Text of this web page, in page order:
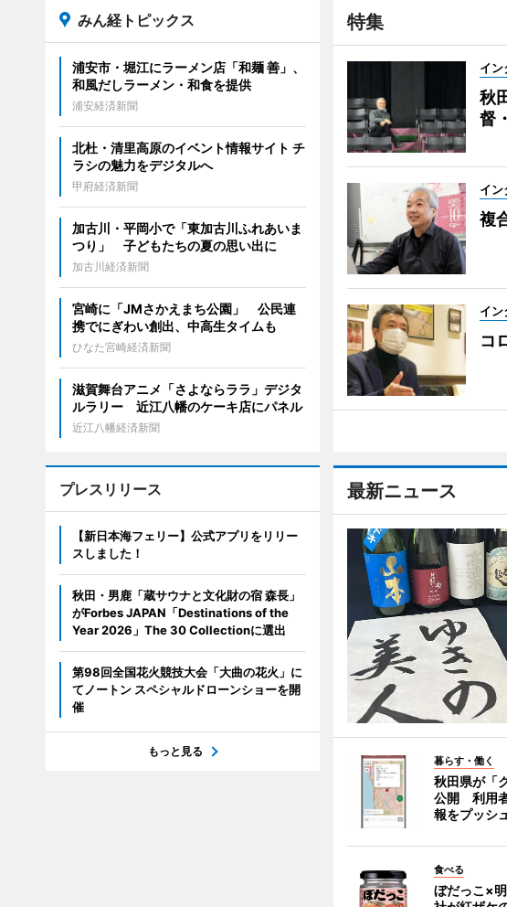
特集
イン
秋
督
イン
複
イン
コ
最新ニュース
暮らす・働く
秋田県が「
公開 利用
報をプッシ
食べる
ぼだっこ×
みん経トピックス
浦安市・堀江にラーメン店「和麺 善」、
和風だしラーメン・和食を提供
浦安経済新聞
北杜・清里高原のイベント情報サイト チ
ラシの魅力をデジタルへ
甲府経済新聞
加古川・平岡小で「東加古川ふれあいま
つり」 子どもたちの夏の思い出に
加古川経済新聞
宮崎に「JMさかえまち公園」 公民連
携でにぎわい創出、中高生タイムも
ひなた宮崎経済新聞
滋賀舞台アニメ「さよならララ」デジタ
ルラリー 近江八幡のケーキ店にパネル
近江八幡経済新聞
プレスリリース
【新日本海フェリー】公式アプリをリリー
スしました！
秋田・男鹿「蔵サウナと文化財の宿 森長」
がForbes JAPAN「Destinations of the
Year 2026」The 30 Collectionに選出
第98回全国花火競技大会「大曲の花火」に
てノートン スペシャルドローンショーを開
催
もっと見る